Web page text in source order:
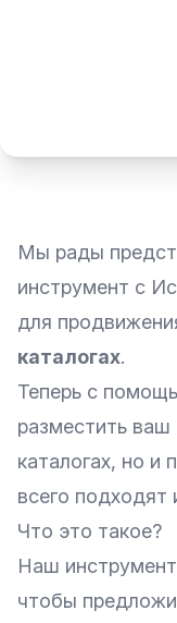
Мы рады
инструмент с
для
каталогах.
Теперь с
разместить ваш
каталогах, но и
всего
Что это такое?
Наш
чтобы